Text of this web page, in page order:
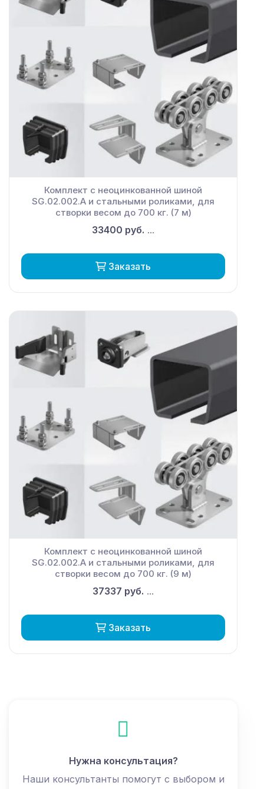
Комплект с неоцинкованной шиной
SG.02.002.А и стальными роликами, для
створки весом до 700 кг. (7 м)
33400 руб. ...
Заказать
Комплект с неоцинкованной шиной
SG.02.002.А и стальными роликами, для
створки весом до 700 кг. (9 м)
37337 руб. ...
Заказать
Нужна консультация?
Наши консультанты помогут с выбором и